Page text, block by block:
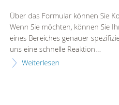
Über das Formular können Sie
Wenn Sie möchten, können Sie
eines Bereiches genauer
uns eine schnelle Reaktion...
Weiterlesen